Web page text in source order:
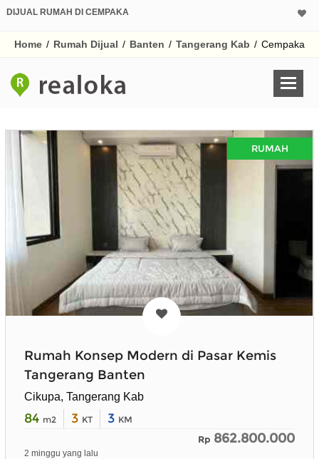
DIJUAL RUMAH DI CEMPAKA
Home / Rumah Dijual / Banten / Tangerang Kab / Cempaka
RUMAH
Rumah Konsep Modern di Pasar Kemis
Tangerang Banten
Cikupa, Tangerang Kab
84 m2 3 KT 3 KM
Rp 862.800.000
2 minggu yang lalu